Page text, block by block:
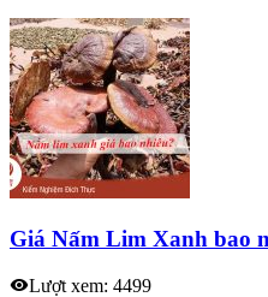
Giá Nấm Lim Xanh bao
Lượt xem: 4499